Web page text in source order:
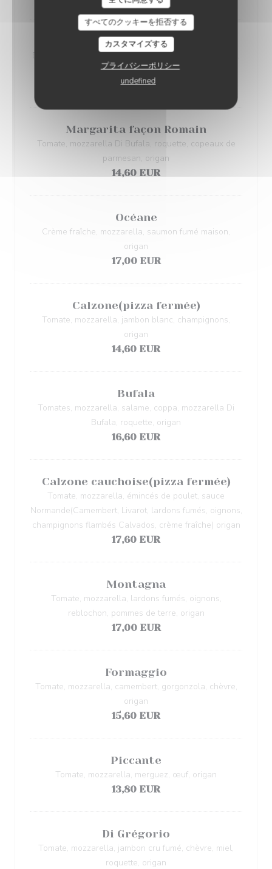
すべてのクッキーを拒否する
カスタマイズする
プライバシーポリシー
undefined
Lupin
Base crème, mozzarella, émincés poulet, champignon,
livarot, origan
16,30 EUR
Margarita façon Romain
Tomate, mozzarella Di Bufala, roquette, copeaux de
parmesan, origan
14,60 EUR
Océane
Crème fraîche, mozzarella, saumon fumé maison,
origan
17,00 EUR
Calzone(pizza fermée)
Tomate, mozzarella, jambon blanc, champignons,
origan
14,60 EUR
Bufala
Tomates, mozzarella, salame, coppa, mozzarella Di
Bufala, roquette, origan
16,60 EUR
Calzone cauchoise(pizza fermée)
Tomate, mozzarella, émincés de poulet, sauce
Normande(Camembert, Livarot, lardons fumés, oignons,
champignons flambés Calvados, crème fraîche) origan
17,60 EUR
Montagna
Tomate, mozzarella, lardons fumés, oignons,
reblochon, pommes de terre, origan
17,00 EUR
Formaggio
Tomate, mozzarella, camembert, gorgonzola, chèvre,
origan
15,60 EUR
Piccante
Tomate, mozzarella, merguez, œuf, origan
13,80 EUR
Di Grégorio
Tomate, mozzarella, jambon cru fumé, chèvre, miel,
roquette, origan